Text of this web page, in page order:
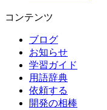
コンテンツ
ブログ
お知らせ
学習ガイド
用語辞典
依頼する
開発の相棒